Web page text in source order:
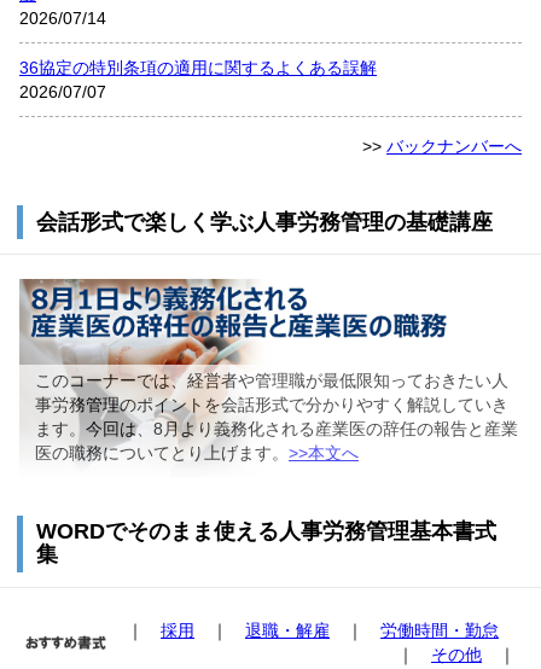
2026/07/14
36協定の特別条項の適用に関するよくある誤解
2026/07/07
>> バックナンバーへ
会話形式で楽しく学ぶ人事労務管理の基礎講座
このコーナーでは、経営者や管理職が最低限知っておきたい人
事労務管理のポイントを会話形式で分かりやすく解説していき
ます。今回は、8月より義務化される産業医の辞任の報告と産業
医の職務についてとり上げます。 >>本文へ
WORDでそのまま使える人事労務管理基本書式
集
｜ 採用 ｜ 退職・解雇 ｜ 労働時間・勤怠
｜ その他 ｜